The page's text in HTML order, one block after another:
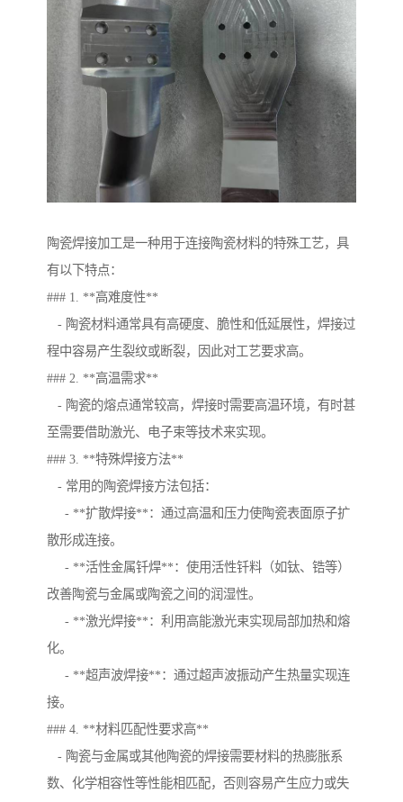
陶瓷焊接加工是一种用于连接陶瓷材料的特殊工艺，具
有以下特点：
### 1. **高难度性**
- 陶瓷材料通常具有高硬度、脆性和低延展性，焊接过
程中容易产生裂纹或断裂，因此对工艺要求高。
### 2. **高温需求**
- 陶瓷的熔点通常较高，焊接时需要高温环境，有时甚
至需要借助激光、电子束等技术来实现。
### 3. **特殊焊接方法**
- 常用的陶瓷焊接方法包括：
- **扩散焊接**：通过高温和压力使陶瓷表面原子扩
散形成连接。
- **活性金属钎焊**：使用活性钎料（如钛、锆等）
改善陶瓷与金属或陶瓷之间的润湿性。
- **激光焊接**：利用高能激光束实现局部加热和熔
化。
- **超声波焊接**：通过超声波振动产生热量实现连
接。
### 4. **材料匹配性要求高**
- 陶瓷与金属或其他陶瓷的焊接需要材料的热膨胀系
数、化学相容性等性能相匹配，否则容易产生应力或失